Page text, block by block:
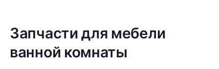
Запчасти для мебели
ванной комнаты